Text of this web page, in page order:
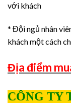
với khách
* Đội ngủ nhân
khách một cách
Địa điểm
CÔNG TY